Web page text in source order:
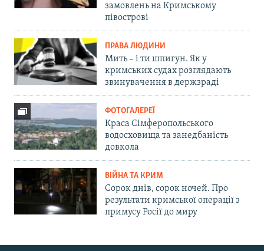
замовлень на Кримському
півострові
ПРАВА ЛЮДИНИ
Мить – і ти шпигун. Як у
кримських судах розглядають
звинувачення в держзраді
ФОТОГАЛЕРЕЇ
Краса Сімферопольського
водосховища та занедбаність
довкола
ВІЙНА ТА КРИМ
Сорок днів, сорок ночей. Про
результати кримської операції з
примусу Росії до миру